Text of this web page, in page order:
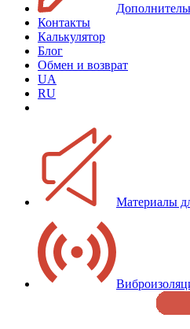
Контакты
Калькулятор
Блог
Обмен и возврат
UA
RU
Материалы